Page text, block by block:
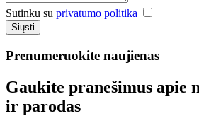
Sutinku su privatumo politika
Siųsti
Prenumeruokite naujienas
Gaukite pranešimus apie
ir parodas